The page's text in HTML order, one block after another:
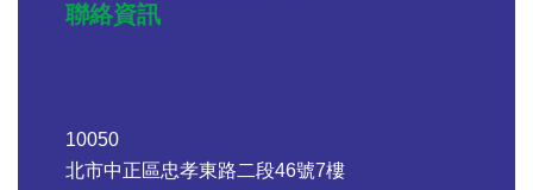
聯絡資訊
10050
北市中正區忠孝東路二段46號7樓